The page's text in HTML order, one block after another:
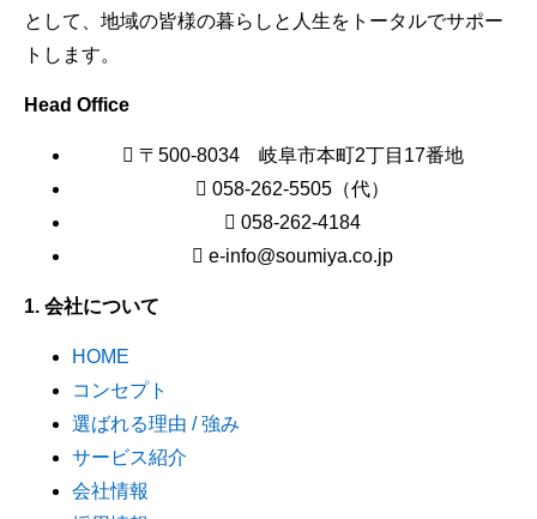
として、地域の皆様の暮らしと人生をトータルでサポー
トします。
Head Office
〒500-8034 岐阜市本町2丁目17番地
058-262-5505（代）
058-262-4184
e-info@soumiya.co.jp
1. 会社について
HOME
コンセプト
選ばれる理由 / 強み
サービス紹介
会社情報